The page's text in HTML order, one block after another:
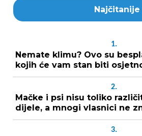
Najčitanije
1.
Nemate klimu? Ovo su
kojih će vam stan biti
2.
Mačke i psi nisu toliko
dijele, a mnogi vlasnici ne
3.